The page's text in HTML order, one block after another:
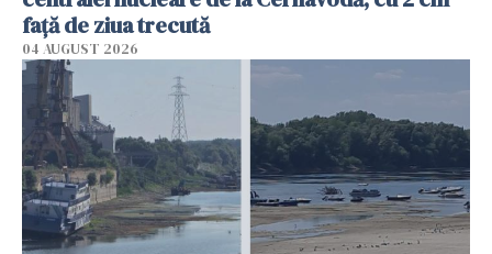
faţă de ziua trecută
04 AUGUST 2026